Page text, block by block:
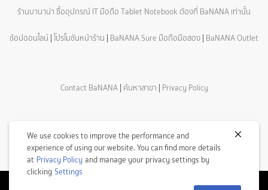
ร้านบานาน่า ซื้ออุปกรณ์ IT มือถือ Tablet Notebook ต้องที่ BaNANA เท่านั้น
ช้อปออนไลน์ | โปรโมชันหน้าร้าน | BaNANA Sure มือถือมือสอง | BaNANA Outlet
Contact BaNANA| ค้นหาสาขา | Privacy Policy
We use cookies to improve the performance and
experience of using our website. You can find more details
at Privacy Policy and manage your privacy settings by
clicking Settings